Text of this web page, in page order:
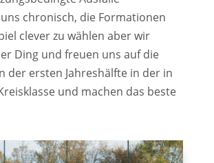
chronisch, die Formationen
clever zu wählen aber wir
Ding und freuen uns auf die
der ersten Jahreshälfte in der in
und machen das beste